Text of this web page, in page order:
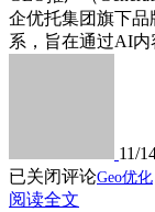
企优托集团旗下
系，旨在通过AI
11/
已关闭评论Geo优化
阅读全文